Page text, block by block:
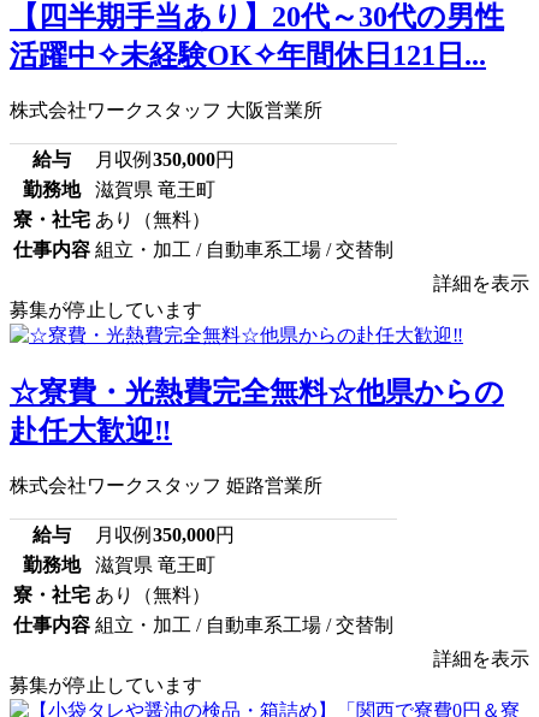
【四半期手当あり】20代～30代の男性
活躍中✧未経験OK✧年間休日121日...
株式会社ワークスタッフ 大阪営業所
給与 月収例 350,000円
勤務地
滋賀県 竜王町
寮・社宅 あり（無料）
仕事内容 組立・加工 / 自動車系工場 / 交替制
詳細を表示
募集が停止しています
☆寮費・光熱費完全無料☆他県からの
赴任大歓迎‼
株式会社ワークスタッフ 姫路営業所
給与 月収例 350,000円
勤務地
滋賀県 竜王町
寮・社宅 あり（無料）
仕事内容 組立・加工 / 自動車系工場 / 交替制
詳細を表示
募集が停止しています